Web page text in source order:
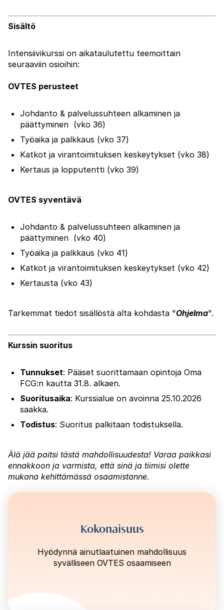
Sisältö
Intensiivikurssi on aikataulutettu teemoittain
seuraaviin osioihin:
OVTES perusteet
Johdanto & palvelussuhteen alkaminen ja
päättyminen (vko 36)
Työaika ja palkkaus (vko 37)
Katkot ja virantoimituksen keskeytykset (vko 38)
Kertaus ja lopputentti (vko 39)
OVTES syventävä
Johdanto & palvelussuhteen alkaminen ja
päättyminen (vko 40)
Työaika ja palkkaus (vko 41)
Katkot ja virantoimituksen keskeytykset (vko 42)
Kertausta (vko 43)
Tarkemmat tiedot sisällöstä alta kohdasta "Ohjelma".
Kurssin suoritus
Tunnukset: Pääset suorittamaan opintoja Oma
FCG:n kautta 31.8. alkaen.
Suoritusaika: Kurssialue on avoinna 25.10.2026
saakka.
Todistus: Suoritus palkitaan todistuksella.
Älä jää paitsi tästä mahdollisuudesta! Varaa paikkasi
ennakkoon ja varmista, että sinä ja tiimisi olette
mukana kehittämässä osaamistanne.
Kokonaisuus
Hyödynnä ainutlaatuinen mahdollisuus
syvälliseen OVTES osaamiseen